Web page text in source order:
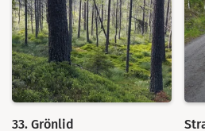
33. Grönlid